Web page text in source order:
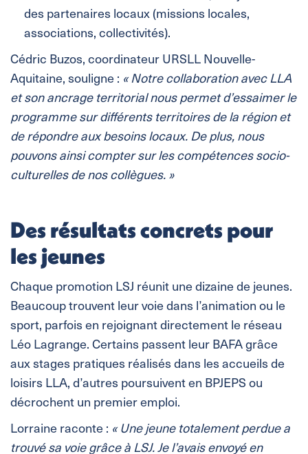
des partenaires locaux (missions locales,
associations, collectivités).
Cédric Buzos, coordinateur URSLL Nouvelle-
Aquitaine, souligne : « Notre collaboration avec LLA
et son ancrage territorial nous permet d’essaimer le
programme sur différents territoires de la région et
de répondre aux besoins locaux. De plus, nous
pouvons ainsi compter sur les compétences socio-
culturelles de nos collègues. »
Des résultats concrets pour
les jeunes
Chaque promotion LSJ réunit une dizaine de jeunes.
Beaucoup trouvent leur voie dans l’animation ou le
sport, parfois en rejoignant directement le réseau
Léo Lagrange. Certains passent leur BAFA grâce
aux stages pratiques réalisés dans les accueils de
loisirs LLA, d’autres poursuivent en BPJEPS ou
décrochent un premier emploi.
Lorraine raconte : « Une jeune totalement perdue a
trouvé sa voie grâce à LSJ. Je l’avais envoyé en